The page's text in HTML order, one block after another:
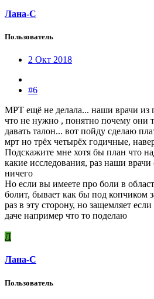
Лана-С
Пользователь
2 Окт 2018
#6
МРТ ещё не делала... наши врачи из
что не нужно , понятно почему они
давать талон... вот пойду сделаю
мрт но трёх четырёх годичные,
Подскажите мне хотя бы план что
какие исследования, раз наши
ничего
Но если вы имеете про боли в
болит, бывает как бы под копчиком
раз в эту сторону, но защемляет
даче например что то поделаю
Л
Лана-С
Пользователь